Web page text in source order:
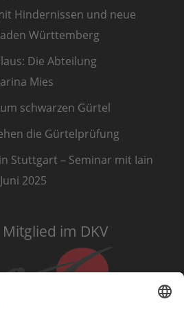
Hindernissen und neue
Württemberg
Die Abteilung
Mies
schwarzen Gürtel
die Gürtelprüfung
Stuttgart – Seminar mit Iain
2025
Mitglied im DKV